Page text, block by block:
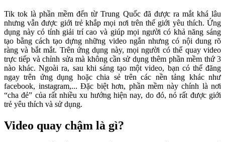
Tik tok là phần mềm đến từ Trung Quốc đã được ra mắt khá lâu
nhưng vẫn được giới trẻ khắp mọi nơi trên thế giới yêu thích. Ứng
dụng này có tính giải trí cao và giúp mọi người có khả năng sáng
tạo bằng cách tạo dựng những video ngắn nhưng có nội dung rõ
ràng và bắt mắt. Trên ứng dụng này, mọi người có thể quay video
trực tiếp và chỉnh sửa mà không cần sử dụng thêm phần mềm thứ 3
nào khác. Ngoài ra, sau khi sáng tạo một video, bạn có thể đăng
ngay trên ứng dụng hoặc chia sẻ trên các nền tảng khác như
facebook, instagram,... Đặc biệt hơn, phần mềm này chính là nơi
“cha đẻ” của rất nhiều xu hướng hiện nay, do đó, nó rất được giới
trẻ yêu thích và sử dụng.
Video quay chậm là gì?